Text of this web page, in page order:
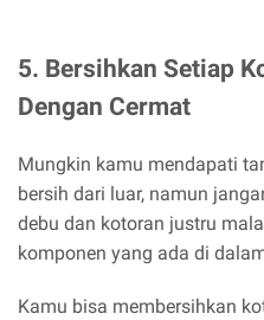
5. Bersihkan Setiap
Dengan Cermat
Mungkin kamu mendapati
bersih dari luar, namun
debu dan kotoran justru
komponen yang ada di
Kamu bisa membersihkan